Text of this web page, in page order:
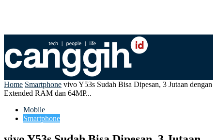
Home Smartphone vivo Y53s Sudah Bisa Dipesan, 3 Jutaan dengan
Extended RAM dan 64MP...
Mobile
Smartphone